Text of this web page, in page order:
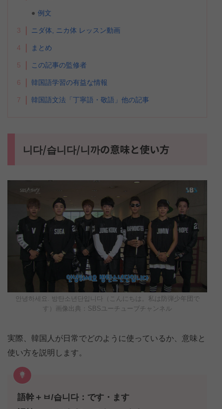
例文
3 ニダ体, ニカ体 レッスン動画
4 まとめ
5 この記事の監修者
6 韓国語学習の有益な情報
7 韓国語文法「丁寧語・敬語」他の記事
니다/습니다/니까の意味と使い方
안녕하세요. 방탄소년단입니다（こんにちは。私は防弾少年団で
す）画像出典：SBSユーチューブチャンネル
実際、韓国人が日常でどのように使っているか、意味と
使い方を説明します。
語幹＋ㅂ/습니다：です・ます